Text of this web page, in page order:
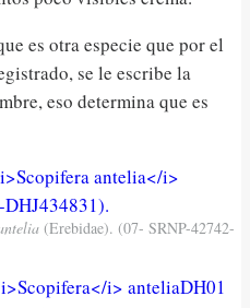
es otra especie que por el
se le escribe la
eso determina que es
(Erebidae). (07- SRNP-42742-